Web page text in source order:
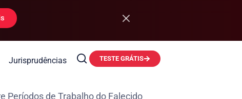
Jurisprudências TESTE GRÁTIS
Períodos de Trabalho do Falecido